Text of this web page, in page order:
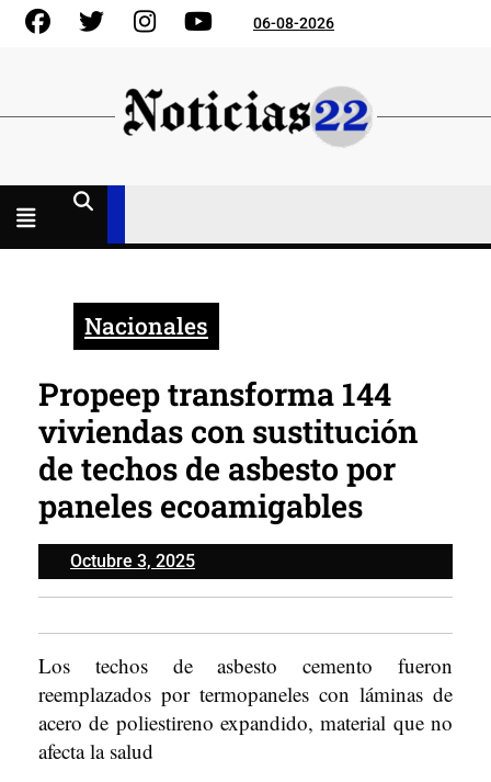
Skip
FacebookGorjeo InstagramYouTube06-08-2026
Nacionales
Propeep transforma 144
viviendas con sustitución
de techos de asbesto por
paneles ecoamigables
Octubre 3, 2025Octubre
3,
Los techos de asbesto cemento fueron
reemplazados por termopaneles con láminas de
acero de poliestireno expandido, material que no
afecta la salud